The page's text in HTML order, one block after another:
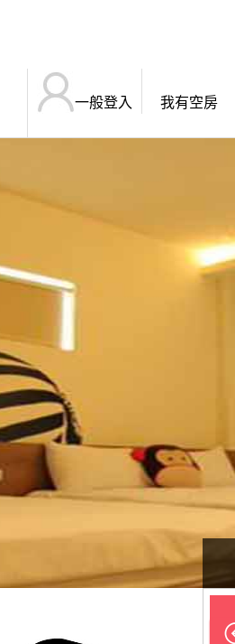
一般登入 我有空房